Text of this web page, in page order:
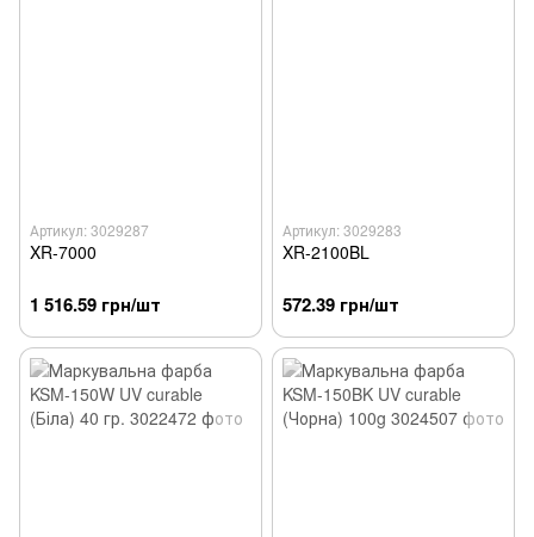
Артикул: 3029287
XR-7000
1 516.59 грн/шт
Артикул: 3029283
XR-2100BL
572.39 грн/шт